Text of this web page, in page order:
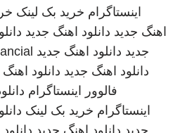
اینستاگرام خرید بک لینک
اهنگ جدید دانلود اهنگ جدید
جدید دانلود اهنگ جدید
دانلود اهنگ جدید دانلود
فالوور اینستاگرام
اینستاگرام خرید بک لینک
جدید دانلود اهنگ جدید